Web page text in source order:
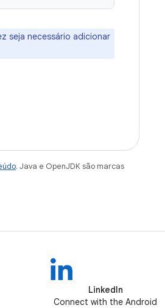
seja necessário adicionar
. Java e OpenJDK são marcas
LinkedIn
Connect with the Android